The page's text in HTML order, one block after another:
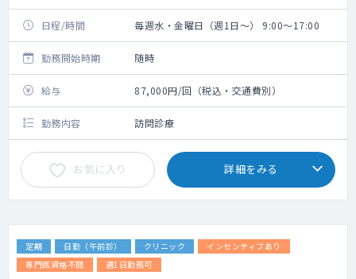
日程/時間 毎週水・金曜日（週1日～） 9:00～17:00
勤務開始時期 随時
給与 87,000円/回（税込・交通費別）
勤務内容 訪問診療
お気に入り 詳細をみる
定期 日勤（午前診） クリニック
インセンティブあり
専門医資格不問
週1日勤務可